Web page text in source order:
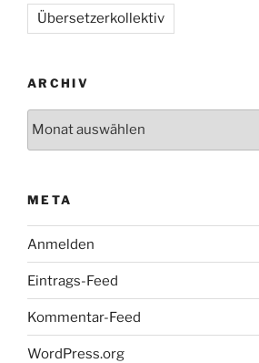
Übersetzerkollektiv
ARCHIV
META
Anmelden
Eintrags-Feed
Kommentar-Feed
WordPress.org